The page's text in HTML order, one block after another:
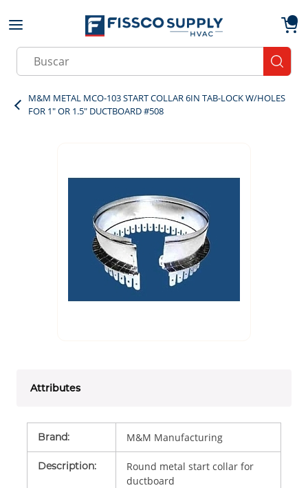
Skip to main content
Site Search
M&M METAL MCO-103 START COLLAR 6IN TAB-LOCK W/HOLES
FOR 1" OR 1.5" DUCTBOARD #508
Attributes
Brand: M&M Manufacturing
Description:
Round metal start collar for
ductboard